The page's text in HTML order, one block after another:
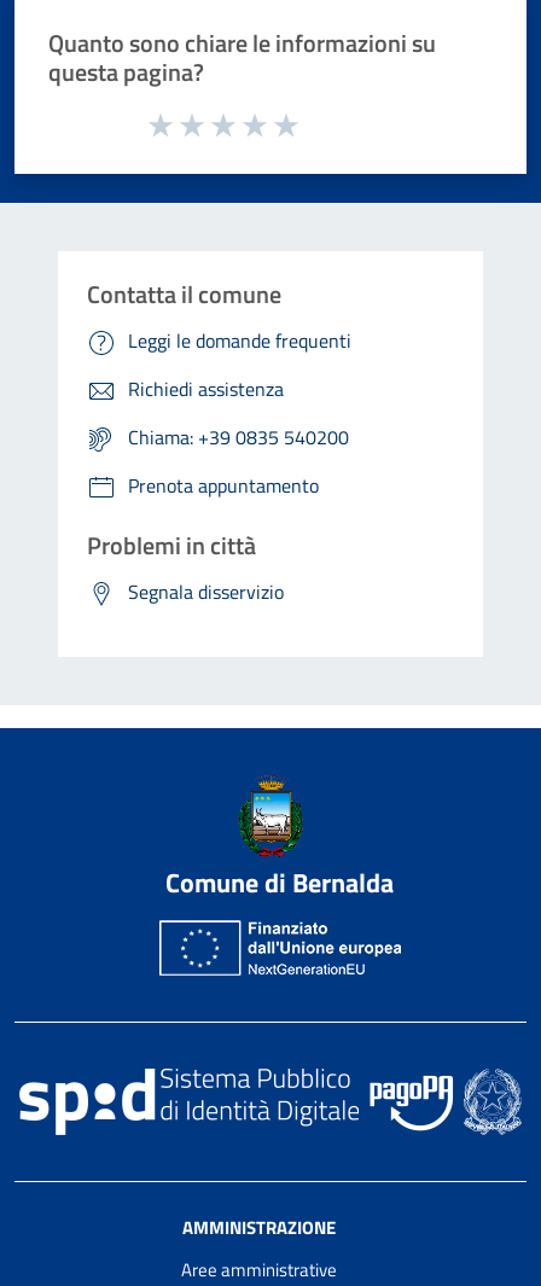
Quanto sono chiare le informazioni su
questa pagina?
Valuta da 1 a 5 stelle la pagina
Contatta il comune
Leggi le domande frequenti
Richiedi assistenza
Chiama: +39 0835 540200
Prenota appuntamento
Problemi in città
Segnala disservizio
Comune di Bernalda
AMMINISTRAZIONE
Aree amministrative